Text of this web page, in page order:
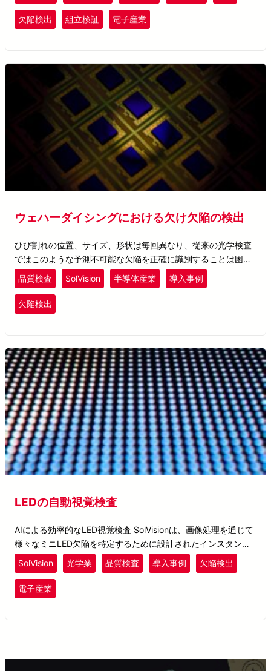
欠陥検出 組立検証 電子産業
ウェハーダイシングにおける欠け欠陥の検出
ひび割れの位置、サイズ、形状は毎回異なり、従来の光学検査
ではこのような予測不可能な欠陥を正確に識別することは困難
です。
品質検査 SolVision 半導体産業 導入事例
欠陥検出
LEDの自動視覚検査
AIによる効率的なLED視覚検査 SolVisionは、画像処理を通じて
様々なミニLED欠陥を特定するために設計されたインスタンス
セグメンテーションツールを備えています。
SolVision 光学業 品質検査 導入事例 欠陥検出
電子産業